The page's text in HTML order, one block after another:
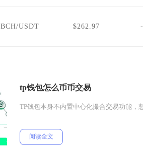
BCH/USDT $262.97
tp钱包怎么币币交易
TP钱包本身不内置中心化撮合交易功能，
阅读全文